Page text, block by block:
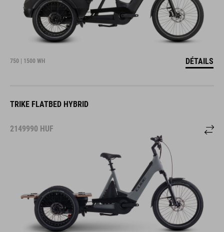
750 | 1500 WH DÉTAILS
TRIKE FLATBED HYBRID
2149990 HUF